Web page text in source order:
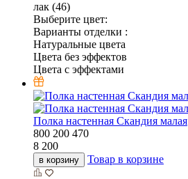
лак (46)
Выберите цвет:
Варианты отделки :
Натуральные цвета
Цвета без эффектов
Цвета с эффектами
Полка настенная Скандия малая
800 200 470
8 200
в корзину Товар в корзине